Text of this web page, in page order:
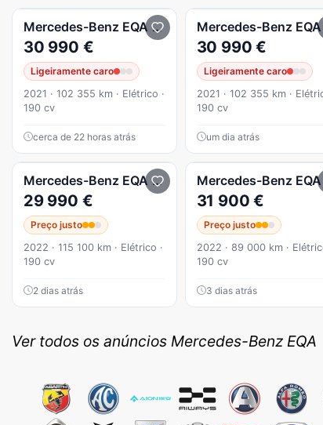
Mercedes-Benz EQA 250 AMG Line
30 990 €
Ligeiramente caro
2021 · 102 355 km · Elétrico ·
190 cv
cerca de 22 horas atrás
Mercedes-Benz EQA
30 990 €
Ligeiramente caro
2021 · 102 355 km ·
190 cv
um dia atrás
Mercedes-Benz EQA 250
29 990 €
Preço justo
2022 · 115 100 km · Elétrico ·
190 cv
2 dias atrás
Mercedes-Benz EQA
31 900 €
Preço justo
2022 · 89 000 km ·
190 cv
3 dias atrás
Ver todos os anúncios Mercedes-Benz EQA